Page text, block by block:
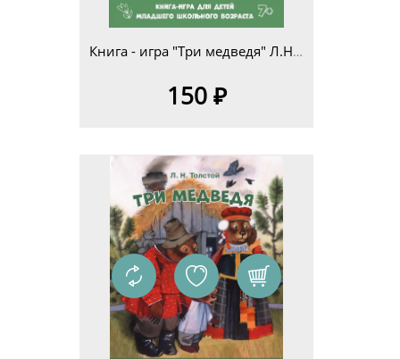
Книга - игра "Три медведя" Л.Н.Толстой для детей младшего школьного возраста 7+
150 ₽